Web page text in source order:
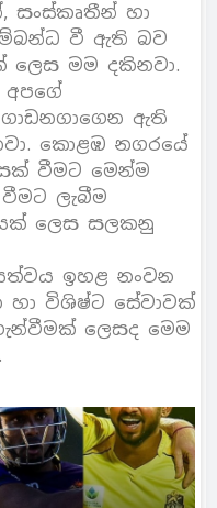
සංස්කෘතීන් හා
වී ඇති බව
ලෙස මම දකිනවා.
ඇති
කොළඹ නගරයේ
වීමට මෙන්ම
ලැබීම
ලෙස සලකනු
ඉහළ නංවන
හා විශිෂ්ට සේවාවක්
ලෙසද මෙම